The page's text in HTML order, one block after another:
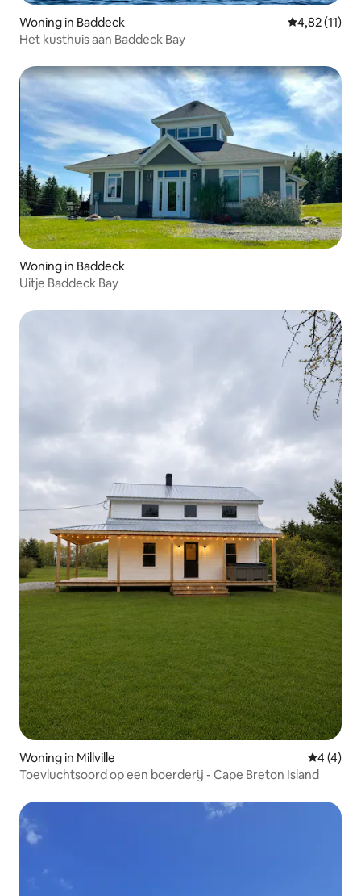
Woning in Baddeck Gemiddelde
4,82 (11)
Het kusthuis aan Baddeck Bay
Woning in Baddeck
Uitje Baddeck Bay
Woning in Millville
4 (4)
Toevluchtsoord op een boerderij - Cape Breton Island